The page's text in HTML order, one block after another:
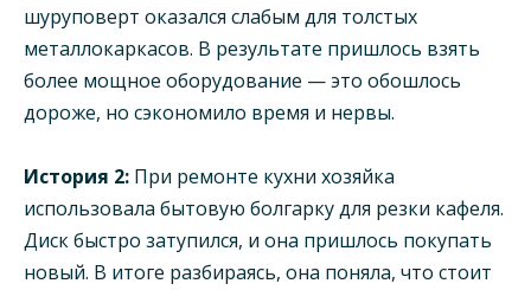
шуруповерт оказался слабым для толстых
металлокаркасов. В результате пришлось взять
более мощное оборудование — это обошлось
дороже, но сэкономило время и нервы.
История 2: При ремонте кухни хозяйка
использовала бытовую болгарку для резки кафеля.
Диск быстро затупился, и она пришлось покупать
новый. В итоге разбираясь, она поняла, что стоит